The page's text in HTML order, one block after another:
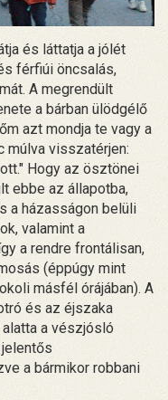
és láttatja a jólét
férfiúi öncsalás,
A megrendült
a bárban ülödgélő
azt mondja te vagy a
múlva visszatérjen:
Hogy az ösztönei
ebbe az állapotba,
a házasságon belüli
valamint a
a rendre frontálisan,
(éppúgy mint
másfél órájában). A
és az éjszaka
a vészjósló
a bármikor robbani